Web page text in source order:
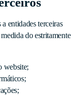
entidades terceiras
do estritamente
website;